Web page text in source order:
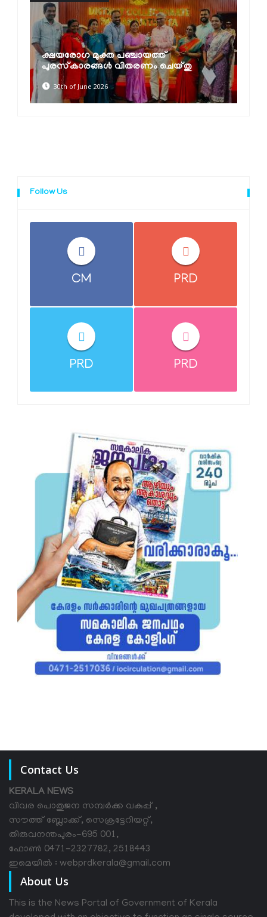
ക്ഷയരോഗ മുക്ത പഞ്ചായത്ത്
പുരസ്‌കാരങ്ങൾ വിതരണം ചെയ്തു
30th of June 2026
Follow Us
CM PRD
PRD PRD
Contact Us
KERALA NEWS
വിവര പൊതുജന സമ്പര്‍ക്ക വകുപ്പ് ,
സൗത്ത് ബ്ലോക്ക്, സെക്രട്ടേറിയറ്റ്,
തിരുവനന്തപുരം-695 001,
ഫോൺ 0471-2327782, 2518443
ഇമെയിൽ : webprdkerala@gmail.com
About Us
This is the News Portal of Government of Kerala